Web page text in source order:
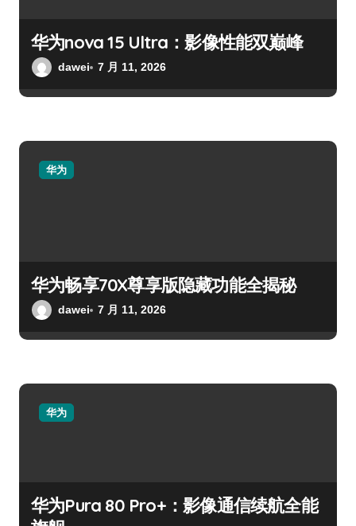
华为nova 15 Ultra：影像性能双巅峰
dawei 7 月 11, 2026
华为
华为畅享70X尊享版隐藏功能全揭秘
dawei 7 月 11, 2026
华为
华为Pura 80 Pro+：影像通信续航全能